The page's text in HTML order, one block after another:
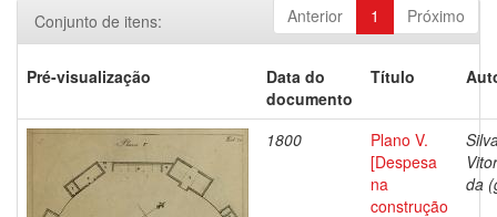
Anterior 1 Próximo
Conjunto de itens:
Pré-visualização
Data do
documento
Título
1800
Plano V.
[Despesa
na
construção
da